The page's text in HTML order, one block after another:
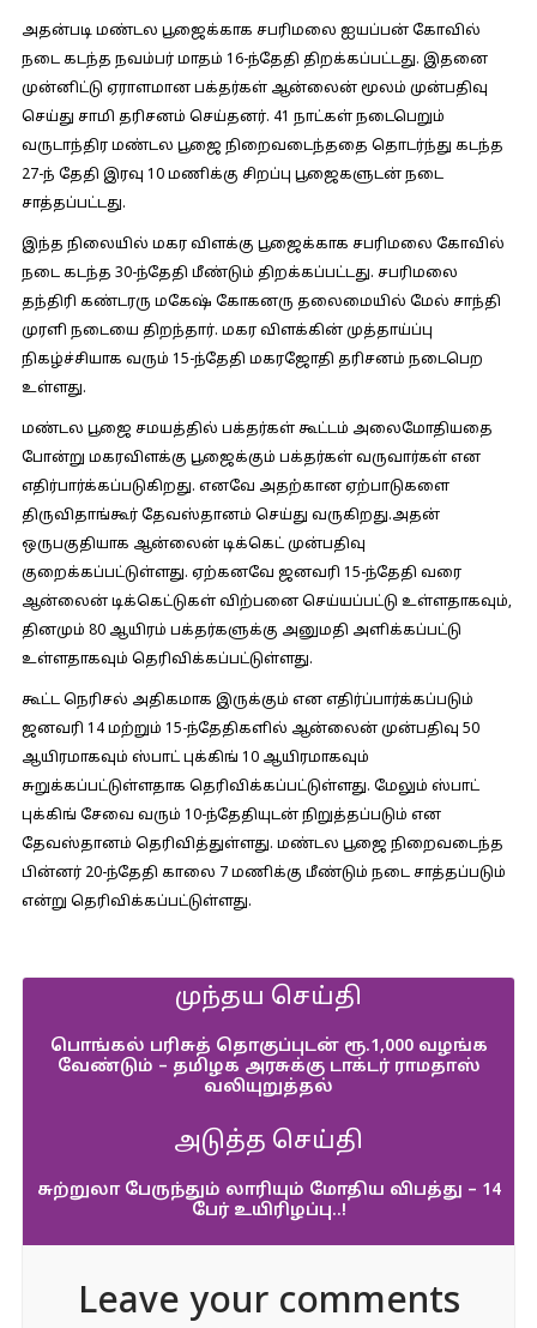
அதன்படி மண்டல பூஜைக்காக சபரிமலை ஐயப்பன் கோவில்
நடை கடந்த நவம்பர் மாதம் 16-ந்தேதி திறக்கப்பட்டது. இதனை
முன்னிட்டு ஏராளமான பக்தர்கள் ஆன்லைன் மூலம் முன்பதிவு
செய்து சாமி தரிசனம் செய்தனர். 41 நாட்கள் நடைபெறும்
வருடாந்திர மண்டல பூஜை நிறைவடைந்ததை தொடர்ந்து கடந்த
27-ந் தேதி இரவு 10 மணிக்கு சிறப்பு பூஜைகளுடன் நடை
சாத்தப்பட்டது.
இந்த நிலையில் மகர விளக்கு பூஜைக்காக சபரிமலை கோவில்
நடை கடந்த 30-ந்தேதி மீண்டும் திறக்கப்பட்டது. சபரிமலை
தந்திரி கண்டரரு மகேஷ் கோகனரு தலைமையில் மேல் சாந்தி
முரளி நடையை திறந்தார். மகர விளக்கின் முத்தாய்ப்பு
நிகழ்ச்சியாக வரும் 15-ந்தேதி மகரஜோதி தரிசனம் நடைபெற
உள்ளது.
மண்டல பூஜை சமயத்தில் பக்தர்கள் கூட்டம் அலைமோதியதை
போன்று மகரவிளக்கு பூஜைக்கும் பக்தர்கள் வருவார்கள் என
எதிர்பார்க்கப்படுகிறது. எனவே அதற்கான ஏற்பாடுகளை
திருவிதாங்கூர் தேவஸ்தானம் செய்து வருகிறது.அதன்
ஒருபகுதியாக ஆன்லைன் டிக்கெட் முன்பதிவு
குறைக்கப்பட்டுள்ளது. ஏற்கனவே ஜனவரி 15-ந்தேதி வரை
ஆன்லைன் டிக்கெட்டுகள் விற்பனை செய்யப்பட்டு உள்ளதாகவும்,
தினமும் 80 ஆயிரம் பக்தர்களுக்கு அனுமதி அளிக்கப்பட்டு
உள்ளதாகவும் தெரிவிக்கப்பட்டுள்ளது.
கூட்ட நெரிசல் அதிகமாக இருக்கும் என எதிர்ப்பார்க்கப்படும்
ஜனவரி 14 மற்றும் 15-ந்தேதிகளில் ஆன்லைன் முன்பதிவு 50
ஆயிரமாகவும் ஸ்பாட் புக்கிங் 10 ஆயிரமாகவும்
சுறுக்கப்பட்டுள்ளதாக தெரிவிக்கப்பட்டுள்ளது. மேலும் ஸ்பாட்
புக்கிங் சேவை வரும் 10-ந்தேதியுடன் நிறுத்தப்படும் என
தேவஸ்தானம் தெரிவித்துள்ளது. மண்டல பூஜை நிறைவடைந்த
பின்னர் 20-ந்தேதி காலை 7 மணிக்கு மீண்டும் நடை சாத்தப்படும்
என்று தெரிவிக்கப்பட்டுள்ளது.
முந்தய செய்தி
பொங்கல் பரிசுத் தொகுப்புடன் ரூ.1,000 வழங்க
வேண்டும் – தமிழக அரசுக்கு டாக்டர் ராமதாஸ்
வலியுறுத்தல்
அடுத்த செய்தி
சுற்றுலா பேருந்தும் லாரியும் மோதிய விபத்து – 14
பேர் உயிரிழப்பு..!
Leave your comments